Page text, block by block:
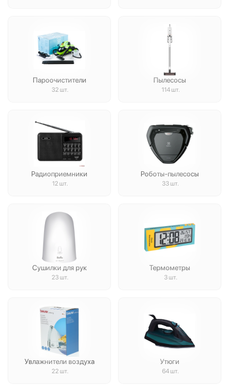
Пароочистители
32 шт.
Пылесосы
114 шт.
Радиоприемники
12 шт.
Роботы-пылесосы
33 шт.
Сушилки для рук
23 шт.
Термометры
3 шт.
Увлажнители воздуха
22 шт.
Утюги
64 шт.